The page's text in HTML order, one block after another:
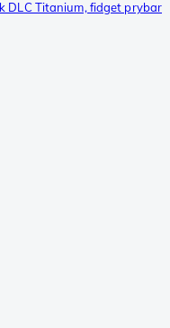
DLC Titanium, fidget prybar